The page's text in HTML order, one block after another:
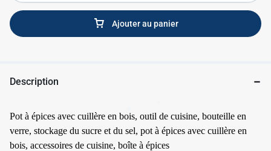
Ajouter au panier
Description
Pot à épices avec cuillère en bois, outil de cuisine, bouteille en
verre, stockage du sucre et du sel, pot à épices avec cuillère en
bois, accessoires de cuisine, boîte à épices